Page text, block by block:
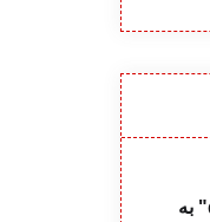
اضافه شدن "driver mode" به